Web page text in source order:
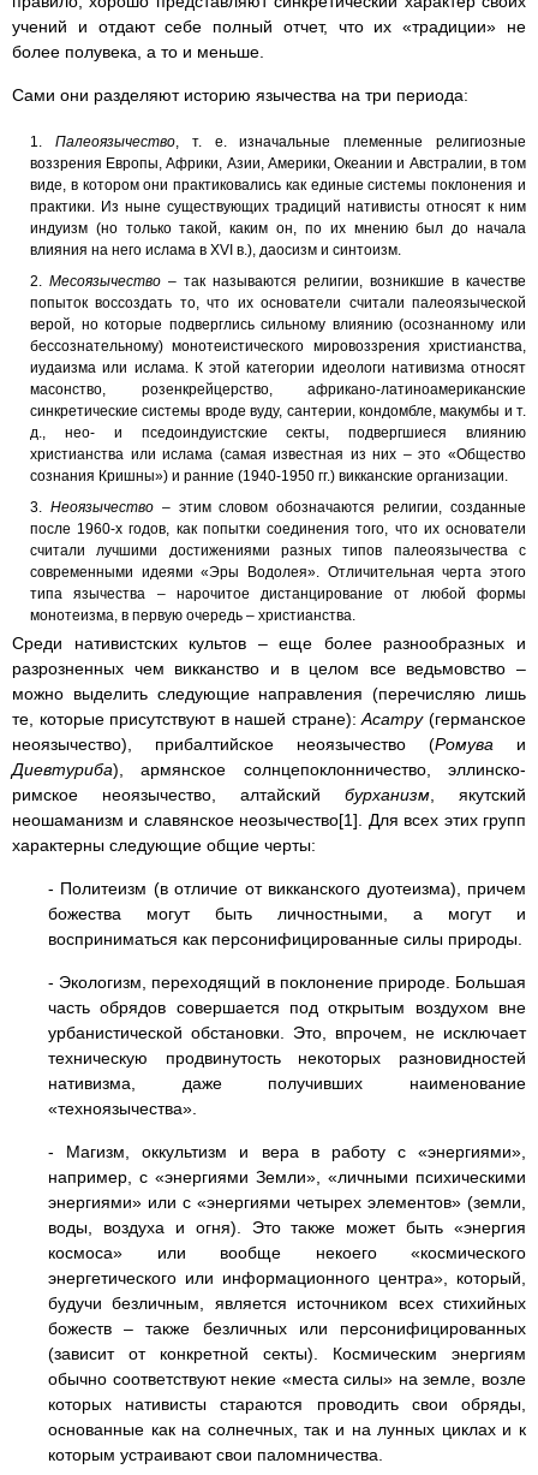
учений и отдают себе полный отчет, что их «традиции» не
более полувека, а то и меньше.
Сами они разделяют историю язычества на три периода:
Палеоязычество, т. е. изначальные племенные религиозные
воззрения Европы, Африки, Азии, Америки, Океании и Австралии, в том
виде, в котором они практиковались как единые системы поклонения и
практики. Из ныне существующих традиций нативисты относят к ним
индуизм (но только такой, каким он, по их мнению был до начала
влияния на него ислама в XVI в.), даосизм и синтоизм.
Месоязычество – так называются религии, возникшие в качестве
попыток воссоздать то, что их основатели считали палеоязыческой
верой, но которые подверглись сильному влиянию (осознанному или
бессознательному) монотеистического мировоззрения христианства,
иудаизма или ислама. К этой категории идеологи нативизма относят
масонство, розенкрейцерство, африкано-латиноамериканские
синкретические системы вроде вуду, сантерии, кондомбле, макумбы и т.
д., нео- и пседоиндуистские секты, подвергшиеся влиянию
христианства или ислама (самая известная из них – это «Общество
сознания Кришны») и ранние (1940-1950 гг.) викканские организации.
Неоязычество– этим словом обозначаются религии, созданные
после 1960-х годов, как попытки соединения того, что их основатели
считали лучшими достижениями разных типов палеоязычества с
современными идеями «Эры Водолея». Отличительная черта этого
типа язычества – нарочитое дистанцирование от любой формы
монотеизма, в первую очередь – христианства.
Среди нативистских культов – еще более разнообразных и
разрозненных чем викканство и в целом все ведьмовство –
можно выделить следующие направления (перечисляю лишь
те, которые присутствуют в нашей стране):Асатру(германское
неоязычество), прибалтийское неоязычество (Ромува и
Диевтуриба), армянское солнцепоклонничество, эллинско-
римское неоязычество, алтайский бурханизм , якутский
неошаманизм и славянское неозычество[1]. Для всех этих групп
характерны следующие общие черты:
- Политеизм (в отличие от викканского дуотеизма), причем
божества могут быть личностными, а могут и
восприниматься как персонифицированные силы природы.
- Экологизм, переходящий в поклонение природе. Большая
часть обрядов совершается под открытым воздухом вне
урбанистической обстановки. Это, впрочем, не исключает
техническую продвинутость некоторых разновидностей
нативизма, даже получивших наименование
«техноязычества».
- Магизм, оккультизм и вера в работу с «энергиями»,
например, с «энергиями Земли», «личными психическими
энергиями» или с «энергиями четырех элементов» (земли,
воды, воздуха и огня). Это также может быть «энергия
космоса» или вообще некоего «космического
энергетического или информационного центра», который,
будучи безличным, является источником всех стихийных
божеств – также безличных или персонифицированных
(зависит от конкретной секты). Космическим энергиям
обычно соответствуют некие «места силы» на земле, возле
которых нативисты стараются проводить свои обряды,
основанные как на солнечных, так и на лунных циклах и к
которым устраивают свои паломничества.